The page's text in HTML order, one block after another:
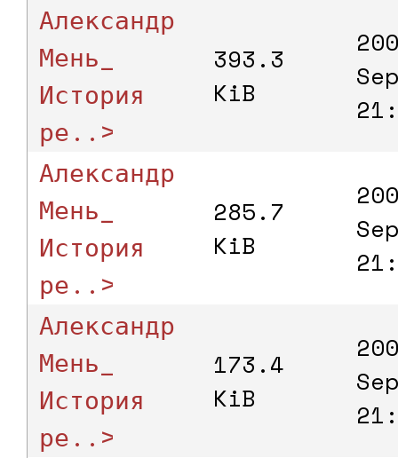
Александр
Мень_
История
ре..>
393.3
KiB
Александр
Мень_
История
ре..>
285.7
KiB
Александр
Мень_
История
ре..>
173.4
KiB